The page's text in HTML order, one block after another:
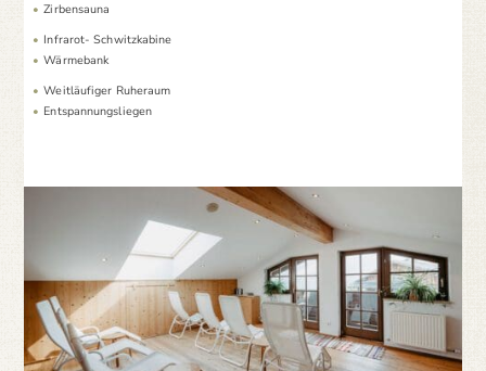
Zirbensauna
Infrarot- Schwitzkabine
Wärmebank
Weitläufiger Ruheraum
Entspannungsliegen